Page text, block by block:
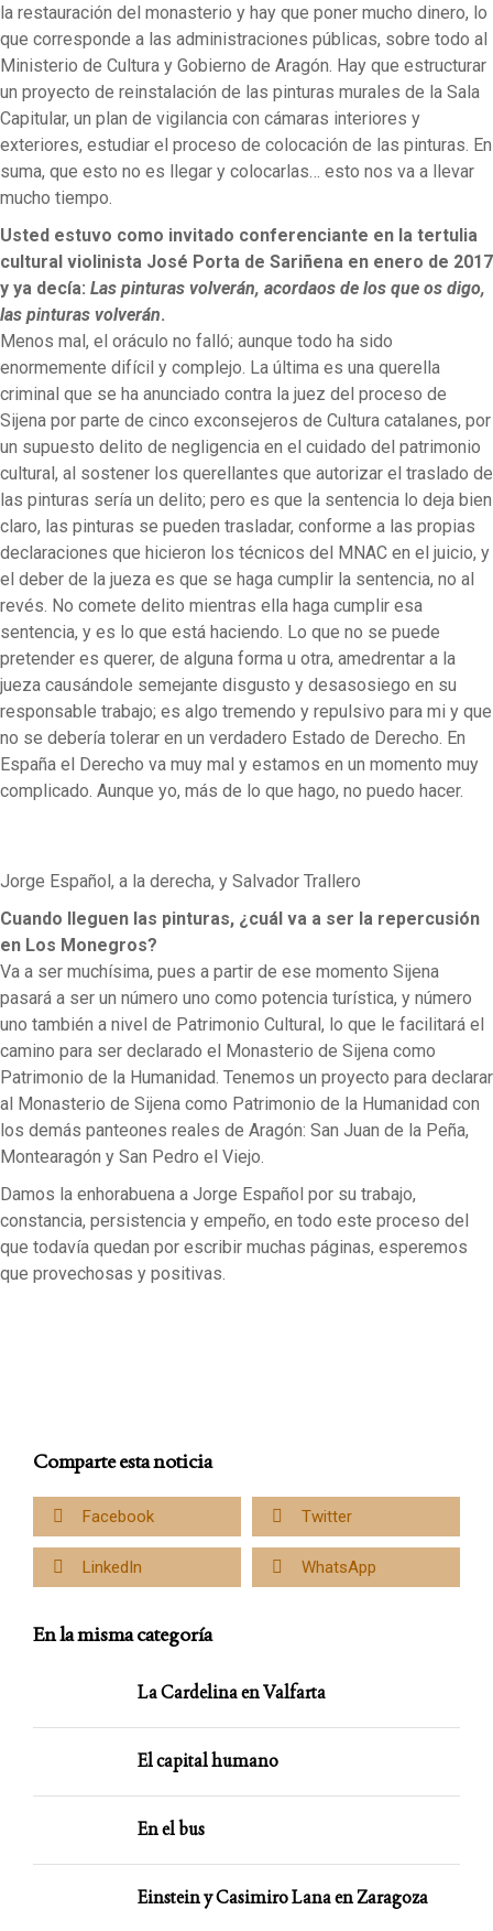
la restauración del monasterio y hay que poner mucho dinero, lo
que corresponde a las administraciones públicas, sobre todo al
Ministerio de Cultura y Gobierno de Aragón. Hay que estructurar
un proyecto de reinstalación de las pinturas murales de la Sala
Capitular, un plan de vigilancia con cámaras interiores y
exteriores, estudiar el proceso de colocación de las pinturas. En
suma, que esto no es llegar y colocarlas… esto nos va a llevar
mucho tiempo.
Usted estuvo como invitado conferenciante en la tertulia
cultural violinista José Porta de Sariñena en enero de 2017
y ya decía: Las pinturas volverán, acordaos de los que os digo,
las pinturas volverán.
Menos mal, el oráculo no falló; aunque todo ha sido
enormemente difícil y complejo. La última es una querella
criminal que se ha anunciado contra la juez del proceso de
Sijena por parte de cinco exconsejeros de Cultura catalanes, por
un supuesto delito de negligencia en el cuidado del patrimonio
cultural, al sostener los querellantes que autorizar el traslado de
las pinturas sería un delito; pero es que la sentencia lo deja bien
claro, las pinturas se pueden trasladar, conforme a las propias
declaraciones que hicieron los técnicos del MNAC en el juicio, y
el deber de la jueza es que se haga cumplir la sentencia, no al
revés. No comete delito mientras ella haga cumplir esa
sentencia, y es lo que está haciendo. Lo que no se puede
pretender es querer, de alguna forma u otra, amedrentar a la
jueza causándole semejante disgusto y desasosiego en su
responsable trabajo; es algo tremendo y repulsivo para mi y que
no se debería tolerar en un verdadero Estado de Derecho. En
España el Derecho va muy mal y estamos en un momento muy
complicado. Aunque yo, más de lo que hago, no puedo hacer.
Jorge Español, a la derecha, y Salvador Trallero
Cuando lleguen las pinturas, ¿cuál va a ser la repercusión
en Los Monegros?
Va a ser muchísima, pues a partir de ese momento Sijena
pasará a ser un número uno como potencia turística, y número
uno también a nivel de Patrimonio Cultural, lo que le facilitará el
camino para ser declarado el Monasterio de Sijena como
Patrimonio de la Humanidad. Tenemos un proyecto para declarar
al Monasterio de Sijena como Patrimonio de la Humanidad con
los demás panteones reales de Aragón: San Juan de la Peña,
Montearagón y San Pedro el Viejo.
Damos la enhorabuena a Jorge Español por su trabajo,
constancia, persistencia y empeño, en todo este proceso del
que todavía quedan por escribir muchas páginas, esperemos
que provechosas y positivas.
Comparte esta noticia
Facebook Twitter
LinkedIn WhatsApp
En la misma categoría
La Cardelina en Valfarta
El capital humano
En el bus
Einstein y Casimiro Lana en Zaragoza